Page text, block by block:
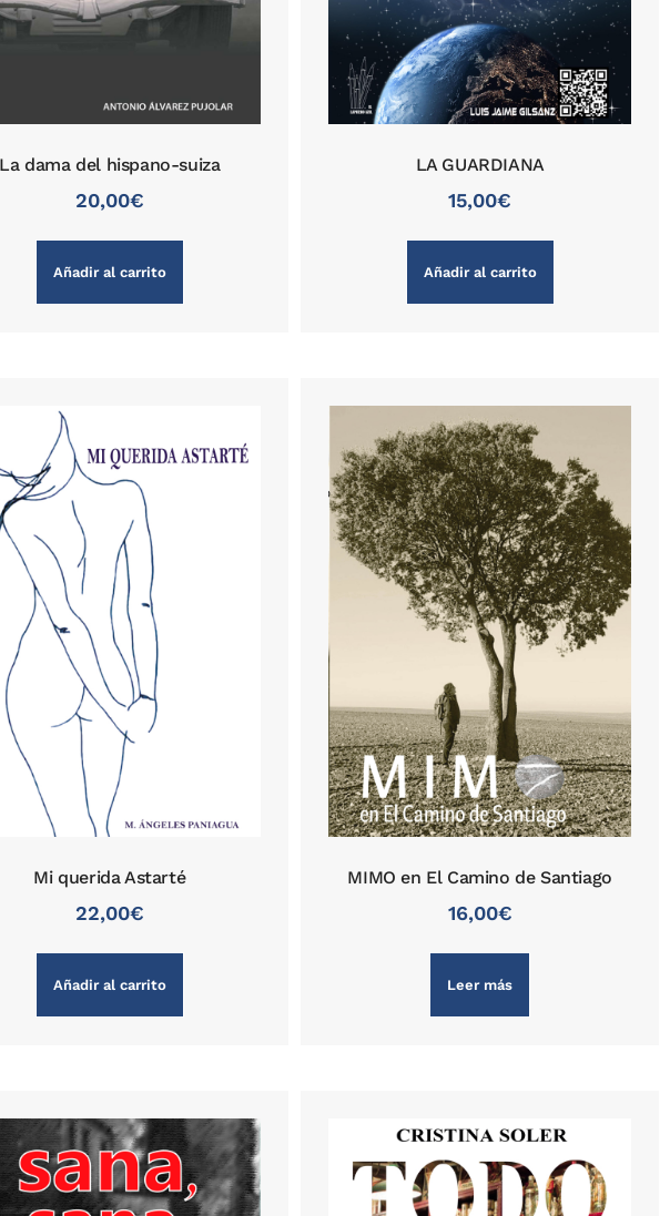
La dama del hispano-suiza
20,00€
Añadir al carrito
LA GUARDIANA
15,00€
Añadir al carrito
Mi querida Astarté
22,00€
Añadir al carrito
MIMO en El Camino de Santiago
16,00€
Leer más